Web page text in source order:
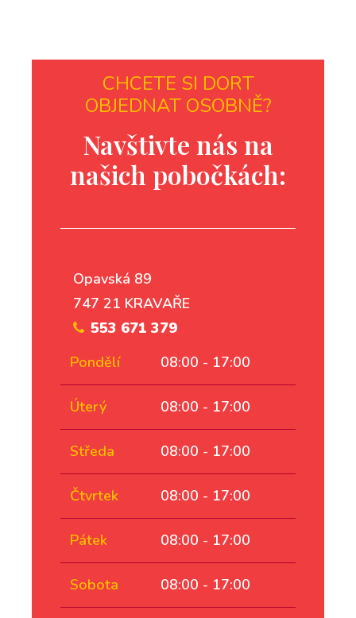
CHCETE SI DORT
OBJEDNAT OSOBNĚ?
Navštivte nás na
našich pobočkách:
Opavská 89
747 21 KRAVAŘE
553 671 379
Pondělí
08:00 - 17:00
Úterý 08:00 - 17:00
Středa 08:00 - 17:00
Čtvrtek 08:00 - 17:00
Pátek 08:00 - 17:00
Sobota 08:00 - 17:00